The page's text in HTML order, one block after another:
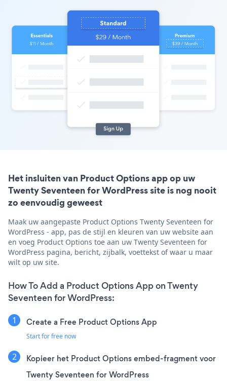
Het insluiten van Product Options app op uw
Twenty Seventeen for WordPress site is nog nooit
zo eenvoudig geweest
Maak uw aangepaste Product Options Twenty Seventeen for
WordPress - app, pas de stijl en kleuren van uw website aan
en voeg Product Options toe aan uw Twenty Seventeen for
WordPress pagina, bericht, zijbalk, voettekst of waar u maar
wilt op uw site.
How To Add a Product Options App on Twenty
Seventeen for WordPress:
Create a Free Product Options App
Start for free now
Kopieer het Product Options embed-fragment voor
Twenty Seventeen for WordPress